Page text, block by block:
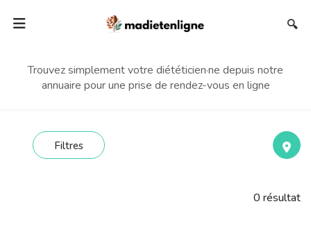
🔍
Trouvez simplement votre diététicien·ne depuis notre
annuaire pour une prise de rendez-vous en ligne
Filtres
0résultat